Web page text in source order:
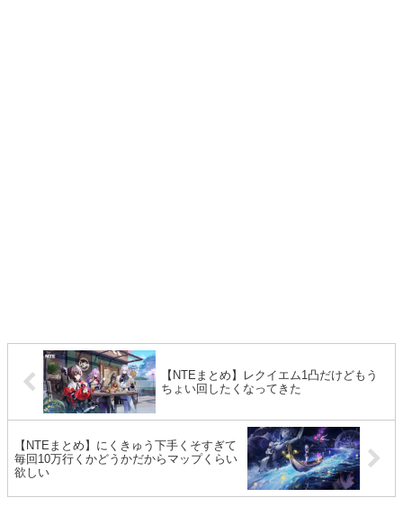
【NTEまとめ】レクイエム1凸だけどもう
ちょい回したくなってきた
【NTEまとめ】にくきゅう下手くそすぎて
毎回10万行くかどうかだからマップくらい
欲しい